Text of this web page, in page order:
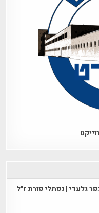
גלעדי | נפתלי פורת ז"ל